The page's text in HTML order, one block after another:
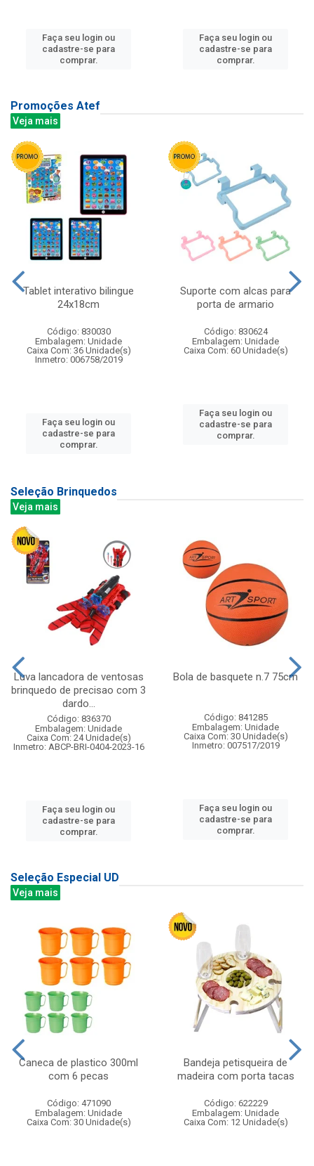
Faça seu login ou
cadastre-se para
comprar.
Faça seu login ou
cadastre-se para
comprar.
Promoções Atef
Veja mais
Tablet interativo bilingue
24x18cm
Código: 830030
Embalagem: Unidade
Caixa Com: 36 Unidade(s)
Inmetro: 006758/2019
Faça seu login ou
cadastre-se para
comprar.
Suporte com alcas para
porta de armario
Código: 830624
Embalagem: Unidade
Caixa Com: 60 Unidade(s)
Faça seu login ou
cadastre-se para
comprar.
Seleção Brinquedos
Veja mais
Luva lancadora de ventosas
brinquedo de precisao com 3
dardo...
Código: 836370
Embalagem: Unidade
Caixa Com: 24 Unidade(s)
Inmetro: ABCP-BRI-0404-2023-16
Faça seu login ou
cadastre-se para
comprar.
Bola de basquete n.7 75cm
Código: 841285
Embalagem: Unidade
Caixa Com: 30 Unidade(s)
Inmetro: 007517/2019
Faça seu login ou
cadastre-se para
comprar.
Seleção Especial UD
Veja mais
Caneca de plastico 300ml
com 6 pecas
Código: 471090
Embalagem: Unidade
Caixa Com: 30 Unidade(s)
Bandeja petisqueira de
madeira com porta tacas
Código: 622229
Embalagem: Unidade
Caixa Com: 12 Unidade(s)